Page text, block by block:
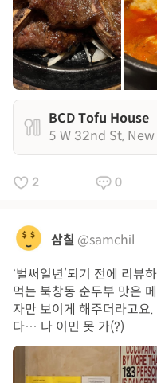
BCD Tofu House
5 W 32nd St,
2 0
삼칠 @samchil
‘벌써일년’되기 전에 리뷰
먹는 북창동 순두부 맛은
자만 보이게 해주더라고요
다… 나 이민 못 가(?)